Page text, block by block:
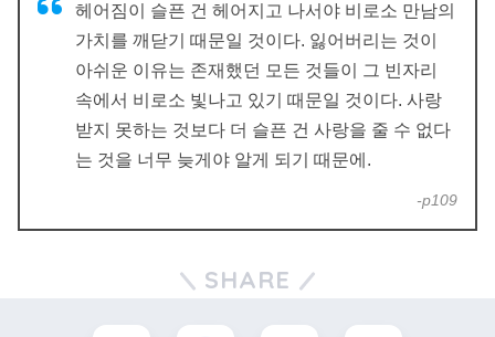
헤어짐이 슬픈 건 헤어지고 나서야 비로소 만남의
가치를 깨닫기 때문일 것이다. 잃어버리는 것이
아쉬운 이유는 존재했던 모든 것들이 그 빈자리
속에서 비로소 빛나고 있기 때문일 것이다. 사랑
받지 못하는 것보다 더 슬픈 건 사랑을 줄 수 없다
는 것을 너무 늦게야 알게 되기 때문에.
-p109
SHARE